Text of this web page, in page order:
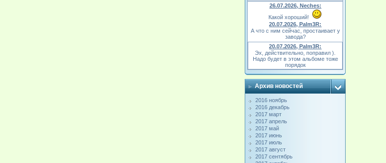
26.07.2026, Neches:
Какой хороший!
20.07.2026, Palm3R:
А что с ним сейчас, простаивает у
завода?
20.07.2026, Palm3R:
Эх, действительно, поправил ).
Надо будет в этом альбоме тоже
порядок
Архив новостей
2016 ноябрь
2016 декабрь
2017 март
2017 апрель
2017 май
2017 июнь
2017 июль
2017 август
2017 сентябрь